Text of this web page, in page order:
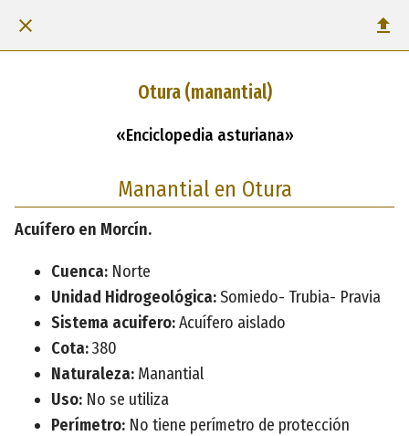
Otura (manantial)
«Enciclopedia asturiana»
Manantial en Otura
Acuífero en Morcín.
Cuenca: Norte
Unidad Hidrogeológica:Somiedo- Trubia- Pravia
Sistema acuifero:Acuífero aislado
Cota:380
Naturaleza: Manantial
Uso: No se utiliza
Perímetro: No tiene perímetro de protección